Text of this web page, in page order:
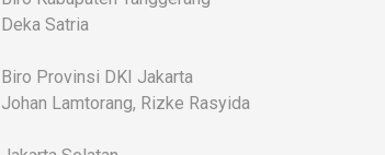
Deka Satria
Biro Provinsi DKI Jakarta
Johan Lamtorang, Rizke Rasyida